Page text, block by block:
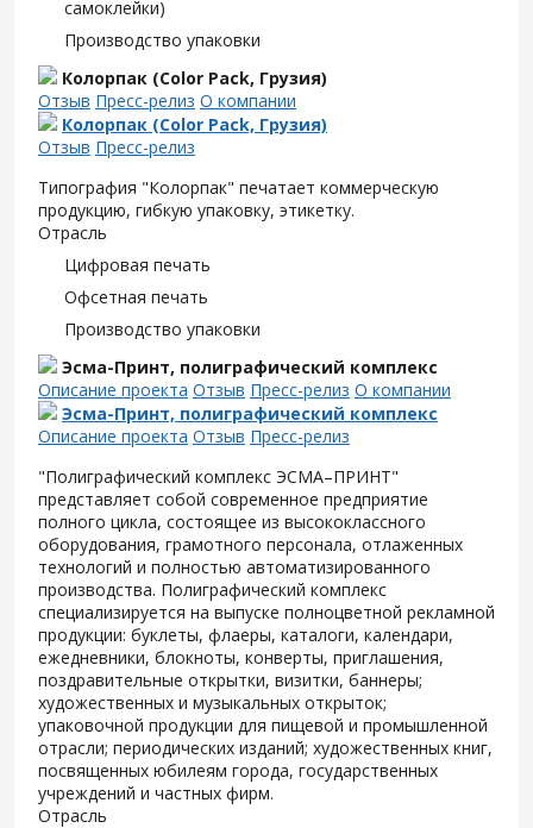
самоклейки)
Производство упаковки
Колорпак (Color Pack, Грузия)
Отзыв Пресс-релиз О компании
Колорпак (Color Pack, Грузия)
Отзыв Пресс-релиз
Типография "Колорпак" печатает коммерческую
продукцию, гибкую упаковку, этикетку.
Отрасль
Цифровая печать
Офсетная печать
Производство упаковки
Эсма-Принт, полиграфический комплекс
Описание проекта Отзыв Пресс-релиз О компании
Эсма-Принт, полиграфический комплекс
Описание проекта Отзыв Пресс-релиз
"Полиграфический комплекс ЭСМА–ПРИНТ"
представляет собой современное предприятие
полного цикла, состоящее из высококлассного
оборудования, грамотного персонала, отлаженных
технологий и полностью автоматизированного
производства. Полиграфический комплекс
специализируется на выпуске полноцветной рекламной
продукции: буклеты, флаеры, каталоги, календари,
ежедневники, блокноты, конверты, приглашения,
поздравительные открытки, визитки, баннеры;
художественных и музыкальных открыток;
упаковочной продукции для пищевой и промышленной
отрасли; периодических изданий; художественных книг,
посвященных юбилеям города, государственных
учреждений и частных фирм.
Отрасль